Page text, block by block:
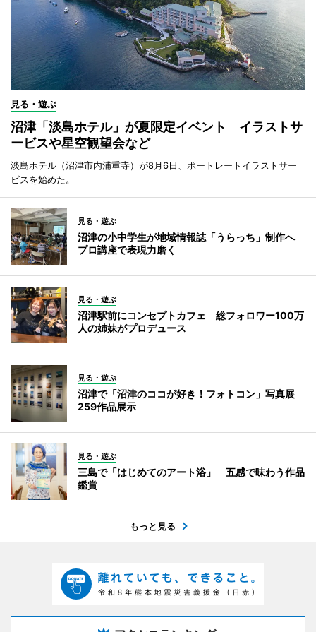
見る・遊ぶ
沼津「淡島ホテル」が夏限定イベント イラストサ
ービスや星空観望会など
淡島ホテル（沼津市内浦重寺）が8月6日、ポートレートイラストサー
ビスを始めた。
見る・遊ぶ
沼津の小中学生が地域情報誌「うらっち」制作へ
プロ講座で表現力磨く
見る・遊ぶ
沼津駅前にコンセプトカフェ 総フォロワー100万
人の姉妹がプロデュース
見る・遊ぶ
沼津で「沼津のココが好き！フォトコン」写真展
259作品展示
見る・遊ぶ
三島で「はじめてのアート浴」 五感で味わう作品
鑑賞
もっと見る